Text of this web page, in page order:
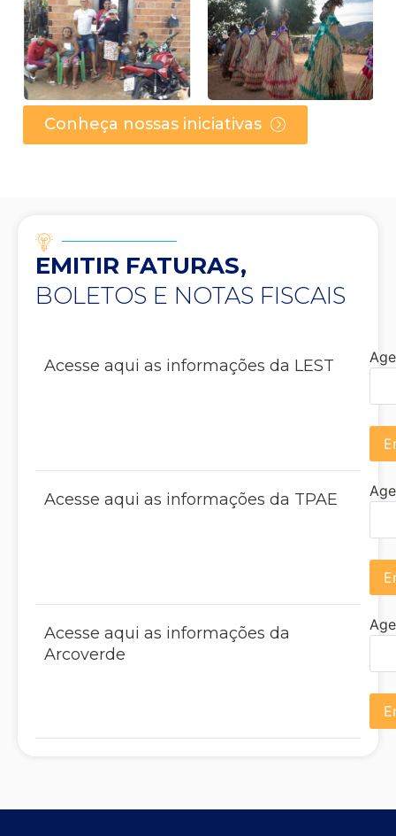
Conheça nossas iniciativas
EMITIR FATURAS,
BOLETOS E NOTAS FISCAIS
Acesse aqui as informações da LEST
Acesse aqui as informações da TPAE
Acesse aqui as informações da
Arcoverde